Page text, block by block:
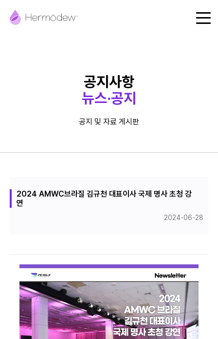
제품문의
공지사항
뉴스·공지
공지 및 자료 게시판
2024 AMWC브라질 김규천 대표이사 국제 명사 초청 강
연
2024-06-28